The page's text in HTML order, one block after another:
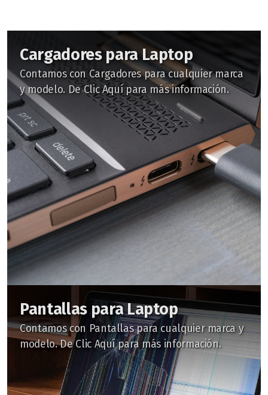
Cargadores para Laptop
Contamos con Cargadores para cualquier marca
y modelo. De Clic Aquí para más información.
Pantallas para Laptop
Contamos con Pantallas para cualquier marca y
modelo. De Clic Aquí para más información.